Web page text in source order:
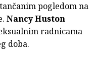
pogledom na
Nancy Huston
radnicama
doba.